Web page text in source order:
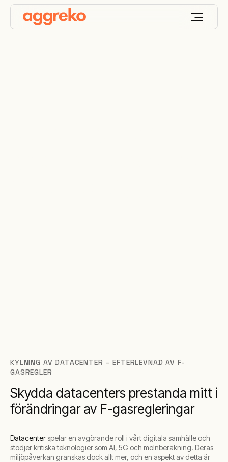
KYLNING AV DATACENTER – EFTERLEVNAD AV F-
GASREGLER
Skydda datacenters prestanda mitt i
förändringar av F-gasregleringar
Datacenterspelar en avgörande roll i vårt digitala samhälle och
stödjer kritiska teknologier som AI, 5G och molnberäkning. Deras
miljöpåverkan granskas dock allt mer, och en aspekt av detta är